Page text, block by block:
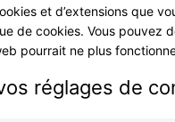
et d’extensions que
de cookies. Vous pouvez
pourrait ne plus
réglages de